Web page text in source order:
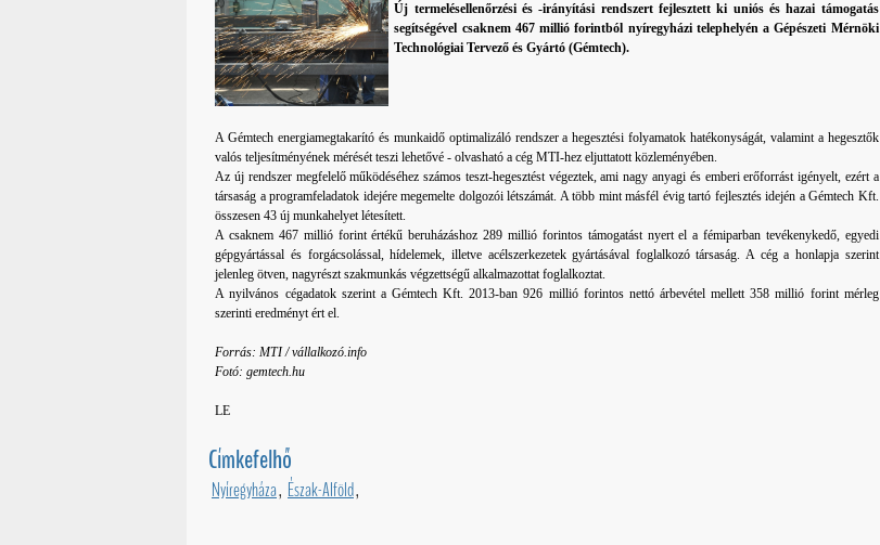
Új termelésellenőrzési és -irányítási rendszert fejlesztett ki uniós és hazai támogatás
segítségével csaknem 467 millió forintból nyíregyházi telephelyén a Gépészeti Mérnöki
Technológiai Tervező és Gyártó (Gémtech).
A Gémtech energiamegtakarító és munkaidő optimalizáló rendszer a hegesztési folyamatok hatékonyságát, valamint a hegesztők
valós teljesítményének mérését teszi lehetővé - olvasható a cég MTI-hez eljuttatott közleményében.
Az új rendszer megfelelő működéséhez számos teszt-hegesztést végeztek, ami nagy anyagi és emberi erőforrást igényelt, ezért a
társaság a programfeladatok idejére megemelte dolgozói létszámát. A több mint másfél évig tartó fejlesztés idején a Gémtech Kft.
összesen 43 új munkahelyet létesített.
A csaknem 467 millió forint értékű beruházáshoz 289 millió forintos támogatást nyert el a fémiparban tevékenykedő, egyedi
gépgyártással és forgácsolással, hídelemek, illetve acélszerkezetek gyártásával foglalkozó társaság. A cég a honlapja szerint
jelenleg ötven, nagyrészt szakmunkás végzettségű alkalmazottat foglalkoztat.
A nyilvános cégadatok szerint a Gémtech Kft. 2013-ban 926 millió forintos nettó árbevétel mellett 358 millió forint mérleg
szerinti eredményt ért el.
Forrás: MTI / vállalkozó.info
Fotó: gemtech.hu
LE
Címkefelhő
Nyíregyháza, Észak-Alföld,